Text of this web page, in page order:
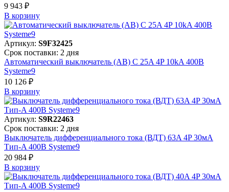
9 943 ₽
В корзинy
Артикул: S9F32425
Срок поставки: 2 дня
Автоматический выключатель (АВ) C 25A 4P 10kA 400В
Systeme9
10 126 ₽
В корзинy
Артикул: S9R22463
Срок поставки: 2 дня
Выключатель дифференциального тока (ВДТ) 63A 4P 30мА
Тип-A 400В Systeme9
20 984 ₽
В корзинy